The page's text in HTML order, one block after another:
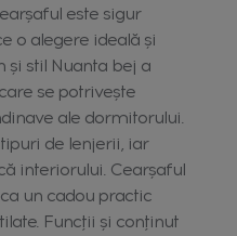
este sigur
o alegere ideală și
și stil Nuanta bej a
se potrivește
ale dormitorului.
de lenjerii, iar
interiorului. Cearșaful
un cadou practic
Funcții și conținut